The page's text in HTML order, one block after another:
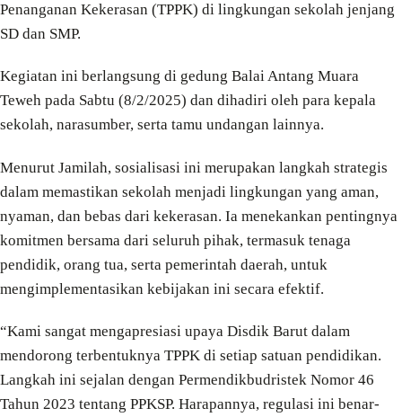
Penanganan Kekerasan (TPPK) di lingkungan sekolah jenjang
SD dan SMP.
Kegiatan ini berlangsung di gedung Balai Antang Muara
Teweh pada Sabtu (8/2/2025) dan dihadiri oleh para kepala
sekolah, narasumber, serta tamu undangan lainnya.
Menurut Jamilah, sosialisasi ini merupakan langkah strategis
dalam memastikan sekolah menjadi lingkungan yang aman,
nyaman, dan bebas dari kekerasan. Ia menekankan pentingnya
komitmen bersama dari seluruh pihak, termasuk tenaga
pendidik, orang tua, serta pemerintah daerah, untuk
mengimplementasikan kebijakan ini secara efektif.
“Kami sangat mengapresiasi upaya Disdik Barut dalam
mendorong terbentuknya TPPK di setiap satuan pendidikan.
Langkah ini sejalan dengan Permendikbudristek Nomor 46
Tahun 2023 tentang PPKSP. Harapannya, regulasi ini benar-